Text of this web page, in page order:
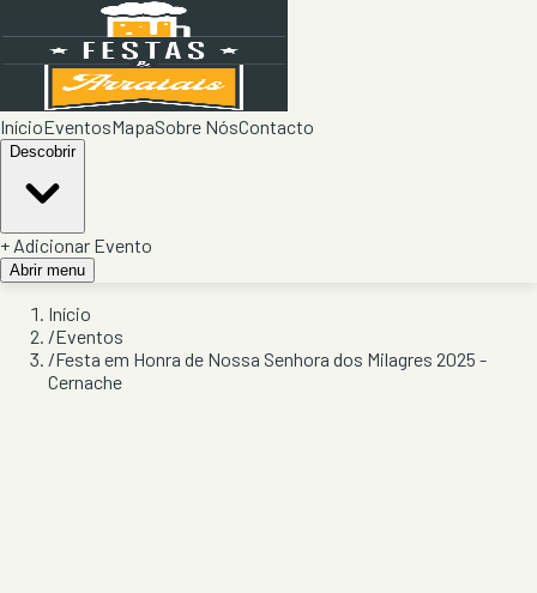
InícioEventosMapaSobre NósContacto
Descobrir
+ Adicionar Evento
Abrir menu
Início
/Eventos
/Festa em Honra de Nossa Senhora dos Milagres 2025 -
Cernache